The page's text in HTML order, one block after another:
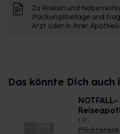
Zu Risiken und
Packungsbeilage und
Arzt oder in Ihrer
Das könnte Dich
NOTFALL-
1 P •